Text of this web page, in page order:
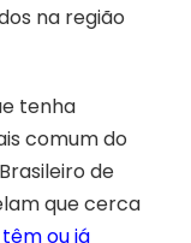
na região
tenha
comum do
de
que cerca
têm ou já